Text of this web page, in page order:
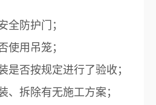
全防护门；
使用吊笼；
是否按规定进行了验收；
、拆除有无施工方案；